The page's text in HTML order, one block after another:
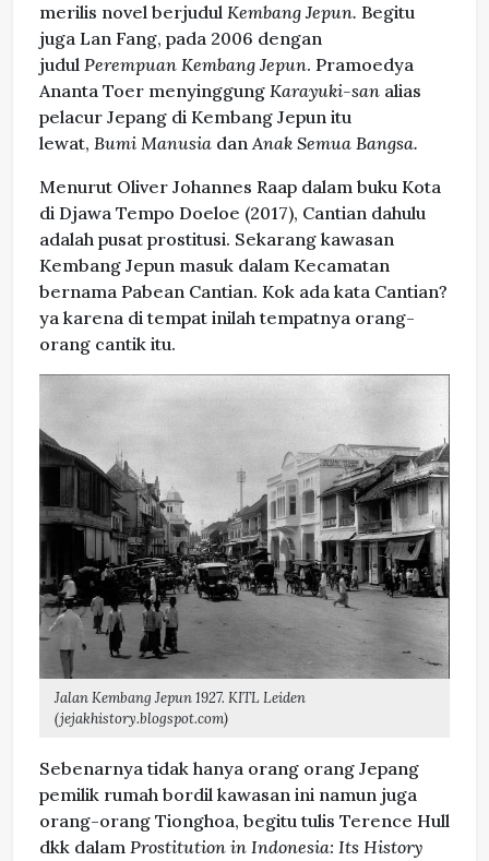
merilis novel berjudul Kembang Jepun. Begitu
juga Lan Fang, pada 2006 dengan
judul Perempuan Kembang Jepun. Pramoedya
Ananta Toer menyinggung Karayuki-san alias
pelacur Jepang di Kembang Jepun itu
lewat, Bumi Manusia danAnak Semua Bangsa.
Menurut Oliver Johannes Raap dalam buku Kota
di Djawa Tempo Doeloe (2017), Cantian dahulu
adalah pusat prostitusi. Sekarang kawasan
Kembang Jepun masuk dalam Kecamatan
bernama Pabean Cantian. Kok ada kata Cantian?
ya karena di tempat inilah tempatnya orang-
orang cantik itu.
Jalan Kembang Jepun 1927. KITL Leiden
(jejakhistory.blogspot.com)
Sebenarnya tidak hanya orang orang Jepang
pemilik rumah bordil kawasan ini namun juga
orang-orang Tionghoa, begitu tulis Terence Hull
dkk dalam Prostitution in Indonesia: Its History